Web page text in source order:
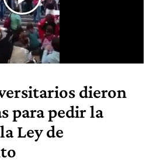
dieron
para pedir la
Ley de